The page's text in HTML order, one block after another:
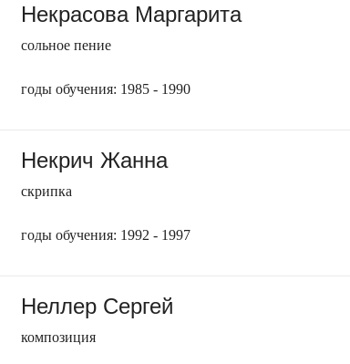
Некрасова Маргарита
сольное пение
годы обучения: 1985 - 1990
Некрич Жанна
скрипка
годы обучения: 1992 - 1997
Неллер Сергей
композиция